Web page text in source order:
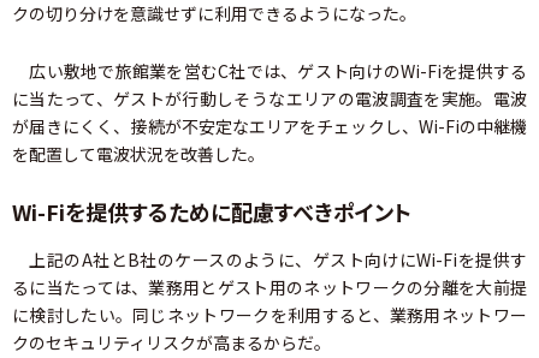
クの切り分けを意識せずに利用できるようになった。
広い敷地で旅館業を営むC社では、ゲスト向けのWi-Fiを提供する
に当たって、ゲストが行動しそうなエリアの電波調査を実施。電波
が届きにくく、接続が不安定なエリアをチェックし、Wi-Fiの中継機
を配置して電波状況を改善した。
Wi-Fiを提供するために配慮すべきポイント
上記のA社とB社のケースのように、ゲスト向けにWi-Fiを提供す
るに当たっては、業務用とゲスト用のネットワークの分離を大前提
に検討したい。同じネットワークを利用すると、業務用ネットワー
クのセキュリティリスクが高まるからだ。